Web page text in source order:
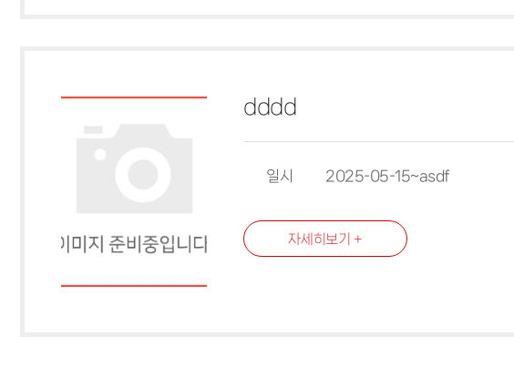
dddd
일시 2025-05-15~asdf
자세히보기 +